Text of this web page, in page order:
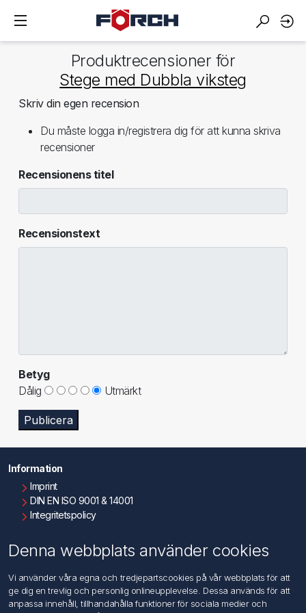
Produktrecensioner för
Stege med Dubbla viksteg
Skriv din egen recension
Du måste logga in/registrera dig för att kunna skriva
recensioner
Recensionens titel
Recensionstext
Betyg
Dålig
Utmärkt
Publicera
Information
Imprint
DIN EN ISO 9001 & 14001
Integritetspolicy
Kontakta oss
Kundtjänst
Denna webbplats använder cookies
Vi använder våra egna och tredjepartscookies på vår webbplats för att
ge dig en trevlig och personlig onlineupplevelse. Dessa används för att
anpassa innehåll, tillhandahålla funktioner för sociala medier och